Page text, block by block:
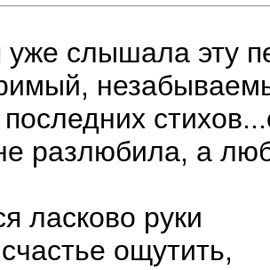
слышала эту
последних
разлюбила, а
ласково руки
ощутить,